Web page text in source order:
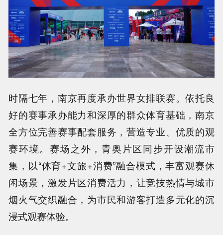
时隔七年，南京再度承办世界女排联赛。依托良
好的赛事承办能力和深厚的群众体育基础，南京
全方位完善赛事配套服务，营造专业、优质的观
赛环境。赛场之外，青奥片区同步开设潮流市
集，以“体育+文旅+消费”融合模式，丰富观赛休
闲场景，激发片区消费活力，让竞技热情与城市
烟火气交织融合，为市民和游客打造多元化的沉
浸式观赛体验。